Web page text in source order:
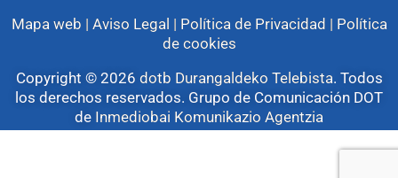
Mapa web | Aviso Legal | Política de Privacidad | Política
de cookies
Copyright © 2026 dotb Durangaldeko Telebista. Todos
los derechos reservados. Grupo de Comunicación DOT
de Inmediobai Komunikazio Agentzia